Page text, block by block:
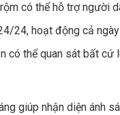
có thể hỗ trợ người
24, hoạt động cả
có thể quan sát bất cứ
giúp nhận diện ánh